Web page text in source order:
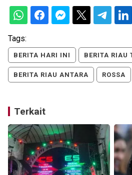
Tags:
BERITA HARI INI BERITA RIAU
BERITA RIAU ANTARA ROSSA
Terkait